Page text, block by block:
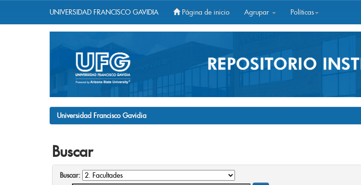
UNIVERSIDAD FRANCISCO GAVIDIA Página de inicio Agrupar Políticas
Universidad Francisco Gavidia
Buscar
Buscar: